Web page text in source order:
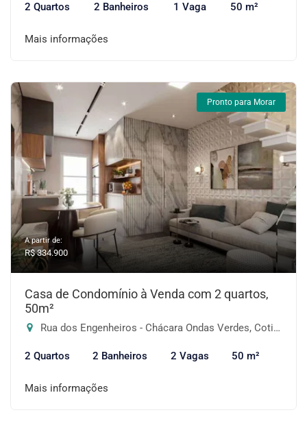
2 Quartos 2 Banheiros 1 Vaga 50 m²
Mais informações
Pronto para Morar
A partir de:
R$ 334.900
Casa de Condomínio à Venda com 2 quartos,
50m²
Rua dos Engenheiros - Chácara Ondas Verdes, Cotia-SP
2 Quartos 2 Banheiros 2 Vagas 50 m²
Mais informações